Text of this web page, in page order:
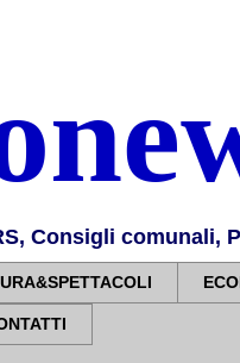
Consigli